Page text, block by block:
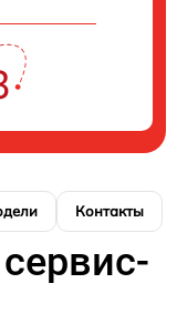
Контакты